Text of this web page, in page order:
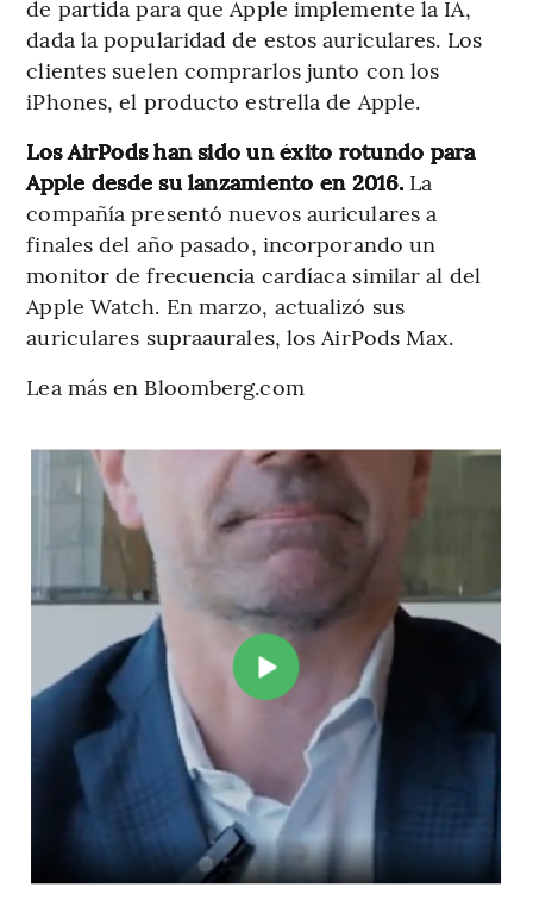
de partida para que Apple implemente la IA,
dada la popularidad de estos auriculares. Los
clientes suelen comprarlos junto con los
iPhones, el producto estrella de Apple.
Los AirPods han sido un éxito rotundo para
Apple desde su lanzamiento en 2016. La
compañía presentó nuevos auriculares a
finales del año pasado, incorporando un
monitor de frecuencia cardíaca similar al del
Apple Watch. En marzo, actualizó sus
auriculares supraaurales, los AirPods Max.
Lea más en Bloomberg.com